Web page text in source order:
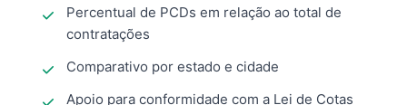
Percentual de PCDs em relação ao total de
contratações
Comparativo por estado e cidade
Apoio para conformidade com a Lei de Cotas